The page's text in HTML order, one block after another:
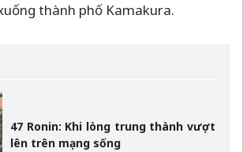
thành phố Kamakura.
47 Ronin: Khi lòng trung thành vượt
lên trên mạng sống